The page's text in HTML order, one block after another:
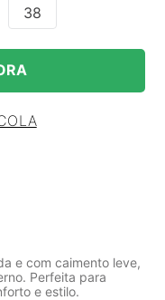
38
e com caimento leve,
Perfeita para
e estilo.